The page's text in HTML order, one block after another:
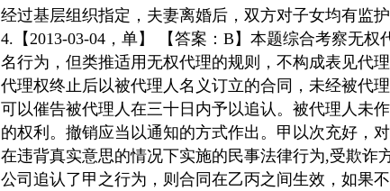
经过基层组织指定，夫妻离婚后，双方对子女均有监护
4.【2013-03-04，单】 【答案：B】本题综合考察无
名行为，但类推适用无权代理的规则，不构成表见代
代理权终止后以被代理人名义订立的合同，未经被代
可以催告被代理人在三十日内予以追认。被代理人未
的权利。撤销应当以通知的方式作出。甲以次充好，
在违背真实意思的情况下实施的民事法律行为,受欺诈
公司追认了甲之行为，则合同在乙丙之间生效，如果